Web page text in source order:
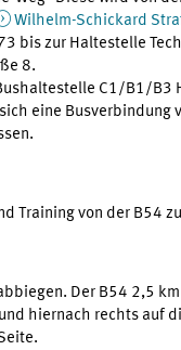
Wilhelm-Schickard
bis zur Haltestelle
8.
C1/B1/B3
eine Busverbindung
Training von der B54
Der B54 2,5
hiernach rechts auf